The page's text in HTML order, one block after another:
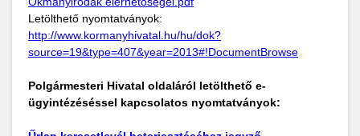
Letölthető nyomtatványok:
http://www.kormanyhivatal.hu/hu/dok?
source=19&type=407&year=2013#!DocumentBrowse
Polgármesteri Hivatal oldaláról letölthető e-
ügyintézéséssel kapcsolatos nyomtatványok: